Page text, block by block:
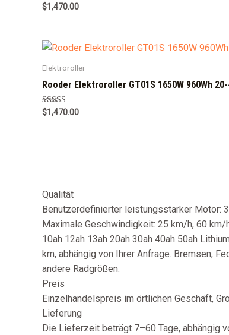
Rated
0
$1,470.00
Elektroroller
Rooder Elektroroller GT01S 1650W 960Wh
Rated
5.00
$1,470.00
Qualität
Benutzerdefinierter leistungsstarker Motor:
Maximale Geschwindigkeit: 25 km/h, 60
10ah 12ah 13ah 20ah 30ah 40ah 50ah
km, abhängig von Ihrer Anfrage. Bremsen,
andere Radgrößen.
Preis
Einzelhandelspreis im örtlichen Geschäft,
Lieferung
Die Lieferzeit beträgt 7–60 Tage, abhängig